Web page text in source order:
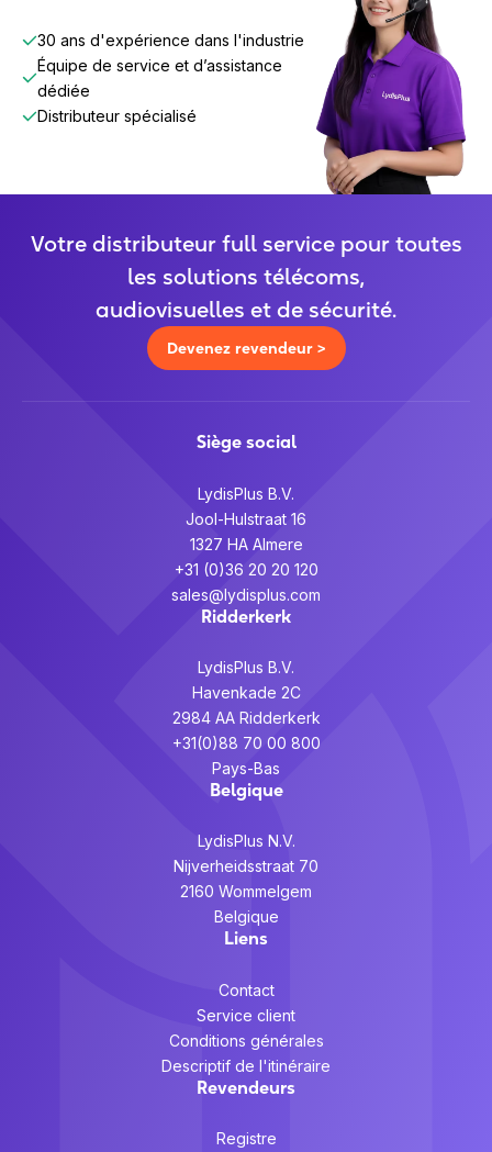
30 ans d'expérience dans l'industrie
Équipe de service et d’assistance
dédiée
Distributeur spécialisé
Votre distributeur full service pour toutes
les solutions télécoms,
audiovisuelles et de sécurité.
Devenez revendeur >
Siège social
LydisPlus B.V.
Jool-Hulstraat 16
1327 HA Almere
+31 (0)36 20 20 120
sales@lydisplus.com
Ridderkerk
LydisPlus B.V.
Havenkade 2C
2984 AA Ridderkerk
+31(0)88 70 00 800
Pays-Bas
Belgique
LydisPlus N.V.
Nijverheidsstraat 70
2160 Wommelgem
Belgique
Liens
Contact
Service client
Conditions générales
Descriptif de l'itinéraire
Revendeurs
Registre